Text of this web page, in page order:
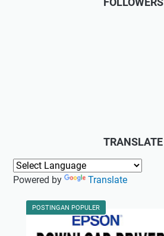
TRANSLATE
Powered by Translate
POSTINGAN POPULER